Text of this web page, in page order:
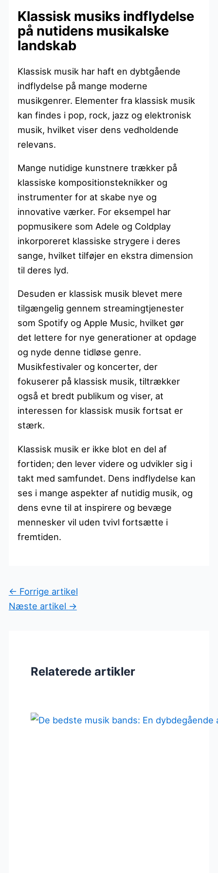
Klassisk musiks indflydelse
på nutidens musikalske
landskab
Klassisk musik har haft en dybtgående
indflydelse på mange moderne
musikgenrer. Elementer fra klassisk musik
kan findes i pop, rock, jazz og elektronisk
musik, hvilket viser dens vedholdende
relevans.
Mange nutidige kunstnere trækker på
klassiske kompositionsteknikker og
instrumenter for at skabe nye og
innovative værker. For eksempel har
popmusikere som Adele og Coldplay
inkorporeret klassiske strygere i deres
sange, hvilket tilføjer en ekstra dimension
til deres lyd.
Desuden er klassisk musik blevet mere
tilgængelig gennem streamingtjenester
som Spotify og Apple Music, hvilket gør
det lettere for nye generationer at opdage
og nyde denne tidløse genre.
Musikfestivaler og koncerter, der
fokuserer på klassisk musik, tiltrækker
også et bredt publikum og viser, at
interessen for klassisk musik fortsat er
stærk.
Klassisk musik er ikke blot en del af
fortiden; den lever videre og udvikler sig i
takt med samfundet. Dens indflydelse kan
ses i mange aspekter af nutidig musik, og
dens evne til at inspirere og bevæge
mennesker vil uden tvivl fortsætte i
fremtiden.
← Forrige artikel
Næste artikel →
Relaterede artikler